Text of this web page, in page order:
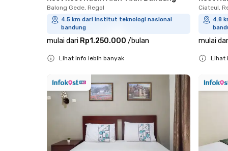
Balong Gede, Regol
4.5 km dari institut teknologi nasional
bandung
mulai dari Rp1.250.000 /bulan
Lihat info lebih banyak
Ciateul,
4.8
mulai
Lihat